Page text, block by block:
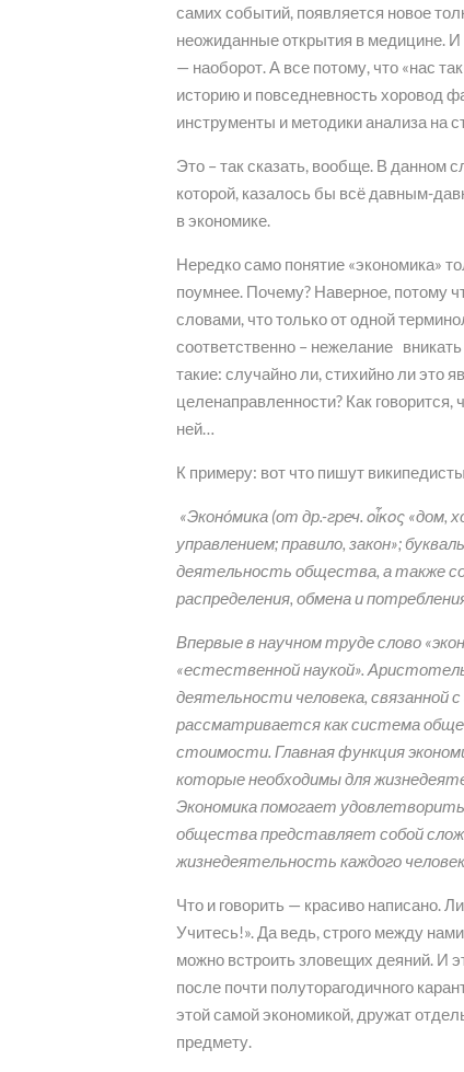
самих событий, появляется новое
неожиданные открытия в медицине.
— наоборот. А все потому, что «нас
историю и повседневность хоровод
инструменты и методики анализа на
Это – так сказать, вообще. В данном
которой, казалось бы всё давным-
в экономике.
Нередко само понятие «экономика»
поумнее. Почему? Наверное, потому
словами, что только от одной
соответственно – нежелание
такие: случайно ли, стихийно ли это
целенаправленности? Как
ней…
К примеру: вот что пишут
«Эконо́мика (от др.-греч. οἶκος
управлением; правило, закон»;
деятельность общества, а также
распределения, обмена и
Впервые в научном труде слово
«естественной наукой».
деятельности человека, связанной
рассматривается как система
стоимости. Главная функция
которые необходимы для
Экономика помогает
общества представляет собой
жизнедеятельность каждого
Что и говорить — красиво написано.
Учитесь!». Да ведь, строго между
можно встроить зловещих деяний. И
после почти полуторагодичного
этой самой экономикой, дружат
предмету.